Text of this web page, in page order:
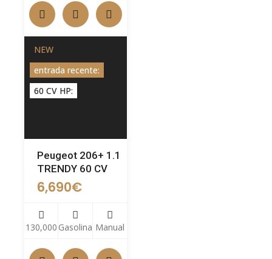
NEW
entrada recente:
60 CV HP:
Peugeot 206+ 1.1
TRENDY 60 CV
6,690€
130,000 Gasolina Manual